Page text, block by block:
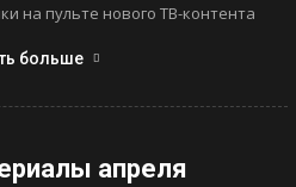
на пульте нового ТВ-контента
больше
апреля